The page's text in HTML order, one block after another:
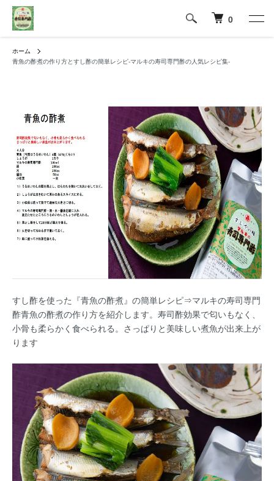
0
ホーム
青魚の酢煮の作り方とすし酢の簡単レシピ-マルキの寿司専門酢の人気レシピ集-
すし酢を使った『青魚の酢煮』の簡単レシピ⇒マルキの寿司専門
酢青魚の酢煮の作り方を紹介します。寿司酢効果で匂いもなく、
小骨も柔らかく食べられる。さっぱりと美味しい煮魚が出来上が
ります